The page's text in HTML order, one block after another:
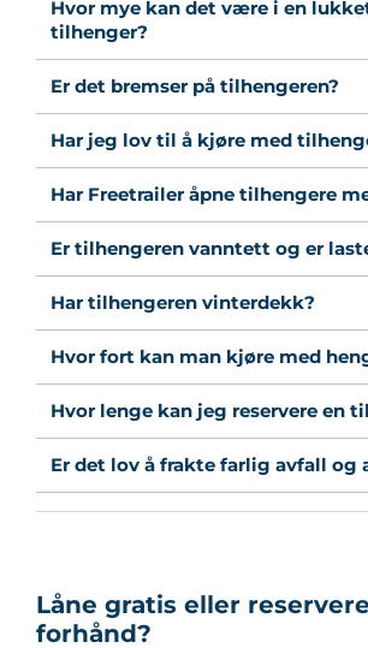
Hvor mye kan det være i en
tilhenger?
Er det bremser på tilhengeren?
Har jeg lov til å kjøre med
Har Freetrailer åpne tilhengere
Er tilhengeren vanntett og er
Har tilhengeren vinterdekk?
Hvor fort kan man kjøre med
Hvor lenge kan jeg reservere en
Er det lov å frakte farlig avfall og
Låne gratis eller
forhånd?